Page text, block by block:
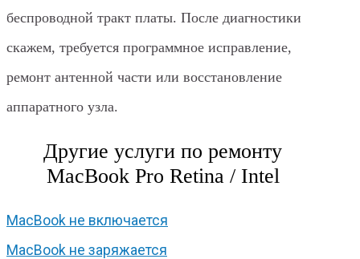
беспроводной тракт платы. После диагностики
скажем, требуется программное исправление,
ремонт антенной части или восстановление
аппаратного узла.
Другие услуги по ремонту
MacBook Pro Retina / Intel
MacBook не включается
MacBook не заряжается